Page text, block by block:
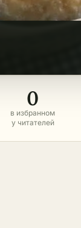
0
в избранном
у читателей